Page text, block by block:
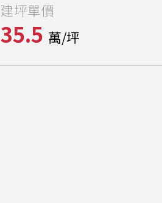
建坪單價
35.5 萬/坪